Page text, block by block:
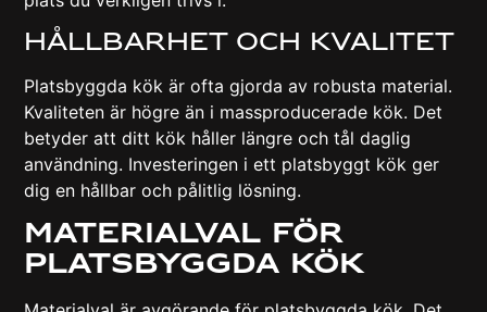
Hållbarhet Och Kvalitet
Platsbyggda kök är ofta gjorda av robusta material.
Kvaliteten är högre än i massproducerade kök. Det
betyder att ditt kök håller längre och tål daglig
användning. Investeringen i ett platsbyggt kök ger
dig en hållbar och pålitlig lösning.
Materialval För
Platsbyggda Kök